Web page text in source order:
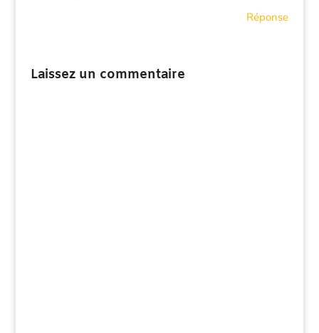
Réponse
Laissez un commentaire